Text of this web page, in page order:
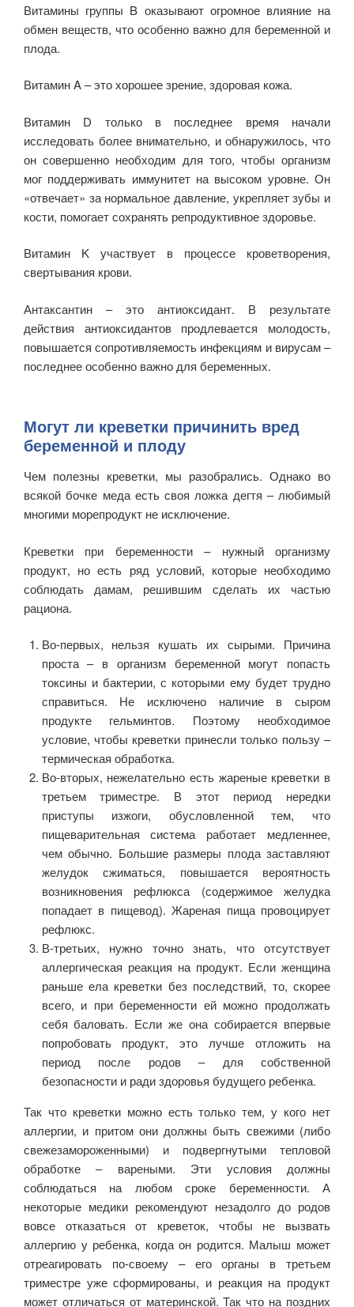
Витамины группы B оказывают огромное влияние на
обмен веществ, что особенно важно для беременной и
плода.
Витамин A – это хорошее зрение, здоровая кожа.
Витамин D только в последнее время начали
исследовать более внимательно, и обнаружилось, что
он совершенно необходим для того, чтобы организм
мог поддерживать иммунитет на высоком уровне. Он
«отвечает» за нормальное давление, укрепляет зубы и
кости, помогает сохранять репродуктивное здоровье.
Витамин K участвует в процессе кроветворения,
свертывания крови.
Антаксантин – это антиоксидант. В результате
действия антиоксидантов продлевается молодость,
повышается сопротивляемость инфекциям и вирусам –
последнее особенно важно для беременных.
Могут ли креветки причинить вред
беременной и плоду
Чем полезны креветки, мы разобрались. Однако во
всякой бочке меда есть своя ложка дегтя – любимый
многими морепродукт не исключение.
Креветки при беременности – нужный организму
продукт, но есть ряд условий, которые необходимо
соблюдать дамам, решившим сделать их частью
рациона.
Во-первых, нельзя кушать их сырыми. Причина
проста – в организм беременной могут попасть
токсины и бактерии, с которыми ему будет трудно
справиться. Не исключено наличие в сыром
продукте гельминтов. Поэтому необходимое
условие, чтобы креветки принесли только пользу –
термическая обработка.
Во-вторых, нежелательно есть жареные креветки в
третьем триместре. В этот период нередки
приступы изжоги, обусловленной тем, что
пищеварительная система работает медленнее,
чем обычно. Большие размеры плода заставляют
желудок сжиматься, повышается вероятность
возникновения рефлюкса (содержимое желудка
попадает в пищевод). Жареная пища провоцирует
рефлюкс.
В-третьих, нужно точно знать, что отсутствует
аллергическая реакция на продукт. Если женщина
раньше ела креветки без последствий, то, скорее
всего, и при беременности ей можно продолжать
себя баловать. Если же она собирается впервые
попробовать продукт, это лучше отложить на
период после родов – для собственной
безопасности и ради здоровья будущего ребенка.
Так что креветки можно есть только тем, у кого нет
аллергии, и притом они должны быть свежими (либо
свежезамороженными) и подвергнутыми тепловой
обработке – вареными. Эти условия должны
соблюдаться на любом сроке беременности. А
некоторые медики рекомендуют незадолго до родов
вовсе отказаться от креветок, чтобы не вызвать
аллергию у ребенка, когда он родится. Малыш может
отреагировать по-своему – его органы в третьем
триместре уже сформированы, и реакция на продукт
может отличаться от материнской. Так что на поздних